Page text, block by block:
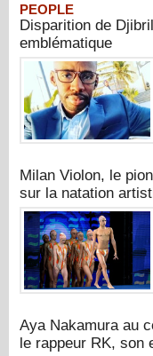
PEOPLE
Disparition de
emblématique
Milan Violon, le
sur la natation
Aya Nakamura au
le rappeur RK, son